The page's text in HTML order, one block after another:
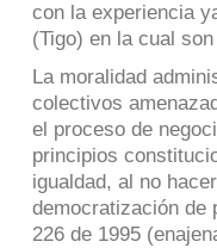
con la experiencia
(Tigo) en la cual
La moralidad
colectivos
el proceso de
principios
igualdad, al no
democratización de
226 de 1995